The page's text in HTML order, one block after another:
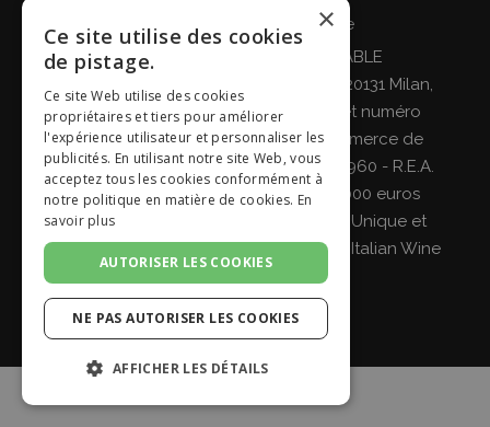
Pays-Bas
France |
Belgique
BUVEZ DE MANIÈRE RESPONSABLE
Giordano Vini S.p.A. Viale Abruzzi 94, 20131 Milan,
Italie - Code fiscal, numéro de TVA et numéro
d'enregistrement au registre du commerce de
Milan, Monza-Brianza, Lodi 04642870960 - R.E.A.
MI-2564477 - Capital social de 500 000 euros
entièrement libéré Société à Associé Unique et
sous la direction et la coordination de Italian Wine
×
Ce site utilise des cookies
de pistage.
Ce site Web utilise des cookies
propriétaires et tiers pour améliorer
l'expérience utilisateur et personnaliser les
publicités. En utilisant notre site Web, vous
acceptez tous les cookies conformément à
notre politique en matière de cookies. En
savoir plus
AUTORISER LES COOKIES
NE PAS AUTORISER LES COOKIES
AFFICHER LES DÉTAILS